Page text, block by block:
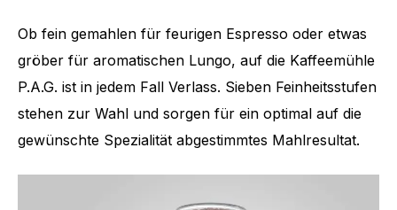
Ob fein gemahlen für feurigen Espresso oder etwas
gröber für aromatischen Lungo, auf die Kaffeemühle
P.A.G. ist in jedem Fall Verlass. Sieben Feinheitsstufen
stehen zur Wahl und sorgen für ein optimal auf die
gewünschte Spezialität abgestimmtes Mahlresultat.